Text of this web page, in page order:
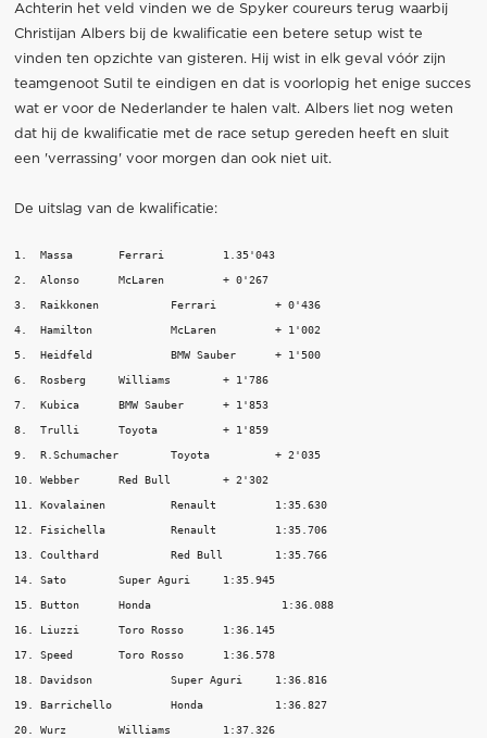
Achterin het veld vinden we de Spyker coureurs terug waarbij
Christijan Albers bij de kwalificatie een betere setup wist te
vinden ten opzichte van gisteren. Hij wist in elk geval vóór zijn
teamgenoot Sutil te eindigen en dat is voorlopig het enige succes
wat er voor de Nederlander te halen valt. Albers liet nog weten
dat hij de kwalificatie met de race setup gereden heeft en sluit
een 'verrassing' voor morgen dan ook niet uit.
De uitslag van de kwalificatie:
1.  Massa    	Ferrari    	1.35'043
2.  Alonso    	McLaren    	+ 0'267
3.  Raikkonen    	Ferrari    	+ 0'436
4.  Hamilton    	McLaren    	+ 1'002
5.  Heidfeld    	BMW Sauber    	+ 1'500
6.  Rosberg    	Williams    	+ 1'786
7.  Kubica    	BMW Sauber    	+ 1'853
8.  Trulli    	Toyota    	+ 1'859
9.  R.Schumacher  	Toyota    	+ 2'035
10. Webber    	Red Bull    	+ 2'302
11. Kovalainen    	Renault    	1:35.630
12. Fisichella    	Renault    	1:35.706
13. Coulthard    	Red Bull    	1:35.766
14. Sato    	Super Aguri    	1:35.945
15. Button    	Honda    	         1:36.088
16. Liuzzi    	Toro Rosso    	1:36.145
17. Speed    	Toro Rosso    	1:36.578
18. Davidson    	Super Aguri    	1:36.816
19. Barrichello   	Honda     	1:36.827
20. Wurz    	Williams    	1:37.326